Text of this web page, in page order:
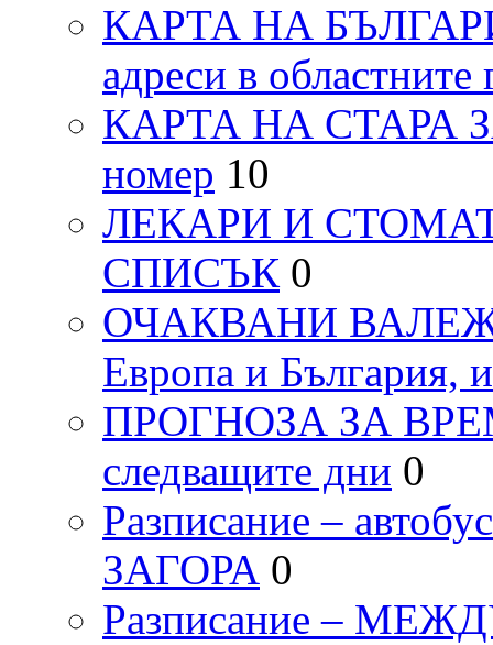
КАРТА НА
адреси в областните
КАРТА НА СТАРА
номер 10
ЛЕКАРИ И
СПИСЪК 0
ОЧАКВАНИ ВАЛЕЖИ
Европа и България,
ПРОГНОЗА ЗА
следващите дни 0
Разписание –
ЗАГОРА 0
Разписание –